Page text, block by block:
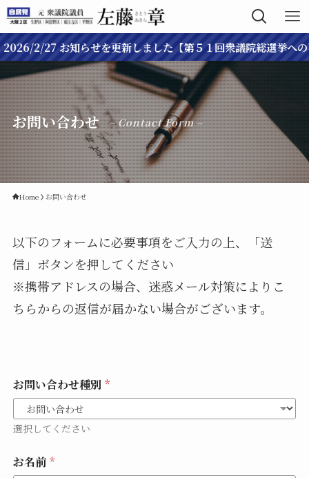
お知らせを更新しました【第５１回衆議院総選挙への不出馬
お問い合わせ – Contact Form –
Home お問い合わせ
以下のフォームに必要事項をご入力の上、「送
信」ボタンを押してください
※携帯アドレスの場合、迷惑メール対策によりこ
ちらからの返信が届かない場合がございます。
お問い合わせ種別 *
選択してください
お名前 *